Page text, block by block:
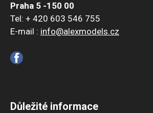
Praha 5 -150 00
Tel: + 420 603 546 755
E-mail : info@alexmodels.cz
Důležité informace